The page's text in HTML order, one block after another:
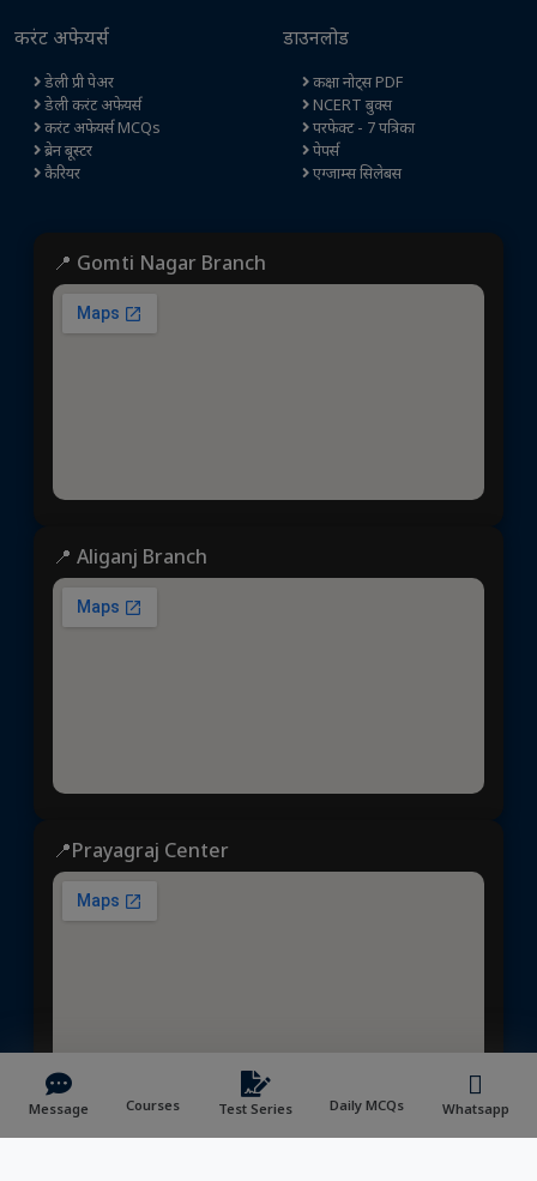
Message Courses Test Series Daily MCQs Whatsapp
करंट अफेयर्स
डेली प्री पेअर
डेली करंट अफेयर्स
करंट अफेयर्स MCQs
ब्रेन बूस्टर
कैरियर
डाउनलोड
कक्षा नोट्स PDF
NCERT बुक्स
परफेक्ट - 7 पत्रिका
पेपर्स
एग्जाम्स सिलेबस
📍 Gomti Nagar Branch
📍 Aliganj Branch
📍Prayagraj Center